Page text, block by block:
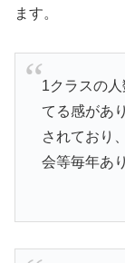
ます。
1クラスの
てる感があ
されており
会等毎年あ